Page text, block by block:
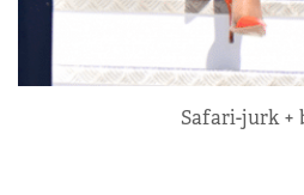
Safari-jurk +